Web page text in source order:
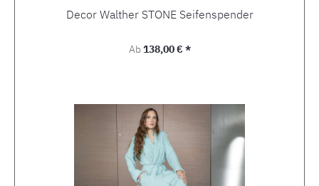
Decor Walther STONE Seifenspender
Regulärer Preis:
Ab138,00 € *